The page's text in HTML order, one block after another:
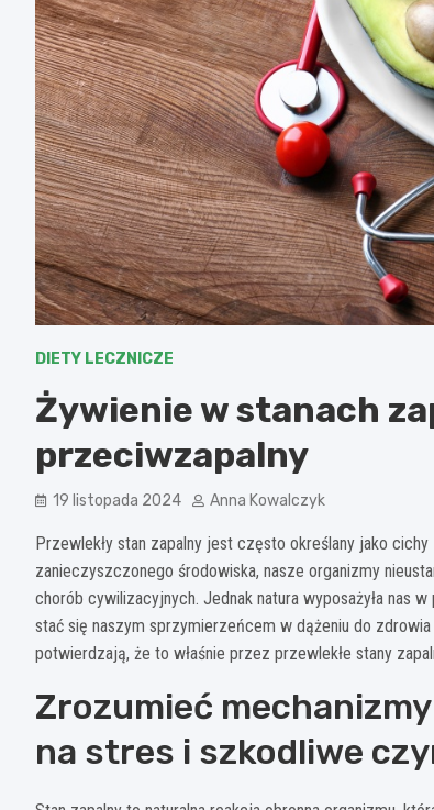
DIETY LECZNICZE
Żywienie w stanach
przeciwzapalny
19 listopada 2024 Anna Kowalczyk
Przewlekły stan zapalny jest często określany jako
zanieczyszczonego środowiska, nasze organizmy
chorób cywilizacyjnych. Jednak natura wyposażyła nas
stać się naszym sprzymierzeńcem w dążeniu do
potwierdzają, że to właśnie przez przewlekłe stany
Zrozumieć
na stres i szkodliwe